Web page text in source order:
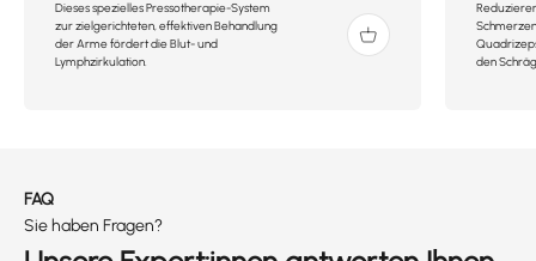
Dieses spezielles Pressotherapie-System
zur zielgerichteten, effektiven Behandlung
der Arme fördert die Blut- und
Lymphzirkulation.
den
FAQ
Sie haben Fragen?